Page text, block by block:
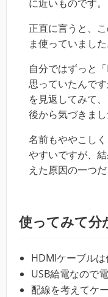
に近いものです。
正直に言うと、
ま使っていました
自分ではずっと
思っていたんで
を見返してみて
後から気づきまし
名前もややこし
やすいですが、
えた原因の一つ
使ってみて分
HDMIケーブル
USB給電なので
配線を考えてケ